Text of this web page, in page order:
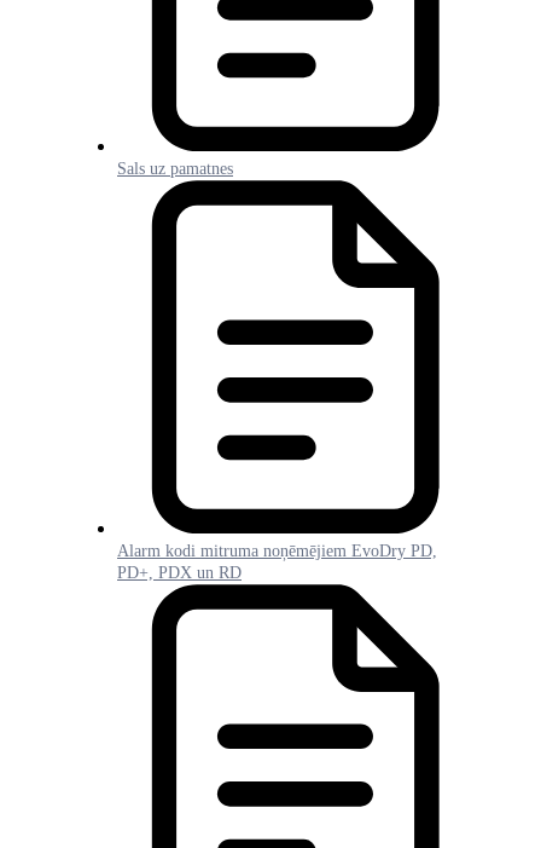
Sals uz pamatnes
Alarm kodi mitruma noņēmējiem EvoDry PD,
PD+, PDX un RD